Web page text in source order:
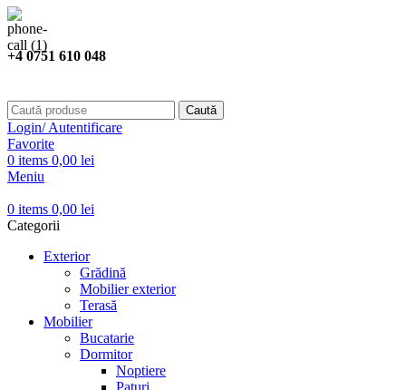
+4 0751 610 048
Caută
Login/ Autentificare
Favorite
0 items 0,00 lei
Meniu
0 items 0,00 lei
Categorii
Exterior
Grădină
Mobilier exterior
Terasă
Mobilier
Bucatarie
Dormitor
Noptiere
Paturi